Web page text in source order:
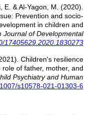
& Al-Yagon, M. (2020).
Prevention and socio-
in children and
Journal of Developmental
17405629.2020.1830273
Children's resilience
of father, mother, and
Psychiatry and Human
s10578-021-01303-6